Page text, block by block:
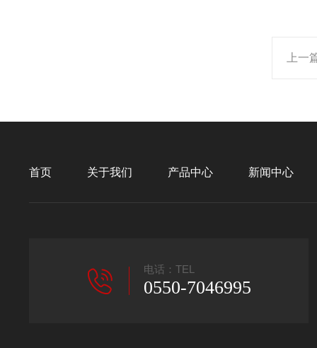
上一
首页 关于我们 产品中心 新闻中心
电话：TEL
0550-7046995